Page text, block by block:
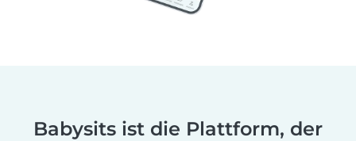
Babysits ist die Plattform, der